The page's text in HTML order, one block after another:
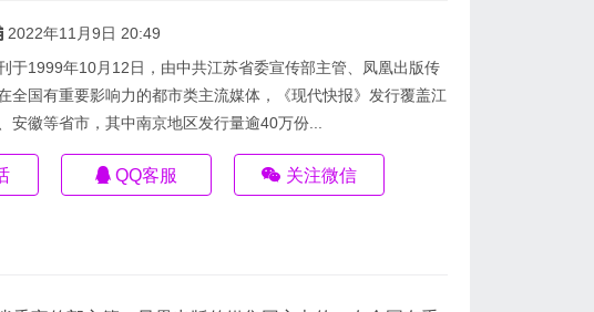
2022年11月9日 20:49
于1999年10月12日，由中共江苏省委宣传部主管、凤凰出版传
全国有重要影响力的都市类主流媒体，《现代快报》发行覆盖江
安徽等省市，其中南京地区发行量逾40万份...
QQ客服 关注微信